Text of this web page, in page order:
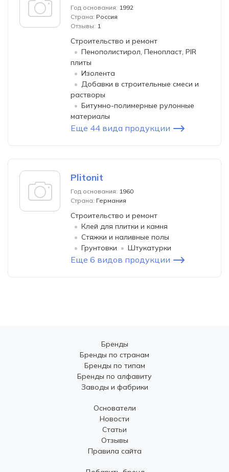
Год основания: 1992
Страна: Россия
Отзывы: 1
Строительство и ремонт
Пенополистирол, Пенопласт, PIR
плиты
Изолента
Добавки в строительные смеси и
растворы
Битумно-полимерные рулонные
материалы
Еще 44 вида продукции
Plitonit
Год основания: 1960
Страна: Германия
Строительство и ремонт
Клей для плитки и камня
Стяжки и наливные полы
Грунтовки
Штукатурки
Еще 6 видов продукции
Бренды
Бренды по странам
Бренды по типам
Бренды по алфавиту
Заводы и фабрики
Основатели
Новости
Статьи
Отзывы
Правила сайта